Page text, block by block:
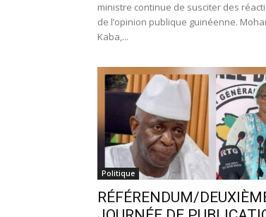
ministre continue de susciter des
de l’opinion publique guinéenne.
Kaba,...
Politique
RÉFÉRENDUM/